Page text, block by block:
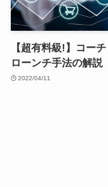
【超有料級!】コー
ローンチ手法の解説
2022/04/11